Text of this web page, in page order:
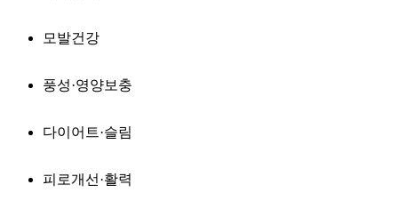
모발건강
풍성·영양보충
다이어트·슬림
피로개선·활력